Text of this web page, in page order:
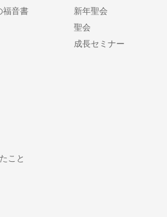
福音書
こと
新年聖会
聖会
成長セミナー